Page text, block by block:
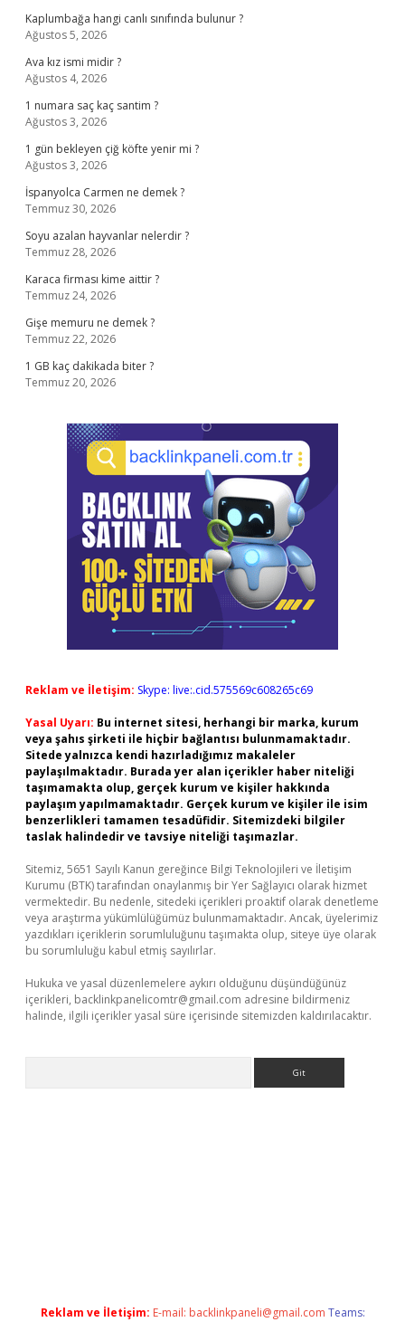
Kaplumbağa hangi canlı sınıfında bulunur ?
Ağustos 5, 2026
Ava kız ismi midir ?
Ağustos 4, 2026
1 numara saç kaç santim ?
Ağustos 3, 2026
1 gün bekleyen çiğ köfte yenir mi ?
Ağustos 3, 2026
İspanyolca Carmen ne demek ?
Temmuz 30, 2026
Soyu azalan hayvanlar nelerdir ?
Temmuz 28, 2026
Karaca firması kime aittir ?
Temmuz 24, 2026
Gişe memuru ne demek ?
Temmuz 22, 2026
1 GB kaç dakikada biter ?
Temmuz 20, 2026
Reklam ve İletişim: Skype: live:.cid.575569c608265c69
Yasal Uyarı: Bu internet sitesi, herhangi bir marka, kurum
veya şahıs şirketi ile hiçbir bağlantısı bulunmamaktadır.
Sitede yalnızca kendi hazırladığımız makaleler
paylaşılmaktadır. Burada yer alan içerikler haber niteliği
taşımamakta olup, gerçek kurum ve kişiler hakkında
paylaşım yapılmamaktadır. Gerçek kurum ve kişiler ile isim
benzerlikleri tamamen tesadüfidir. Sitemizdeki bilgiler
taslak halindedir ve tavsiye niteliği taşımazlar.
Sitemiz, 5651 Sayılı Kanun gereğince Bilgi Teknolojileri ve İletişim
Kurumu (BTK) tarafından onaylanmış bir Yer Sağlayıcı olarak hizmet
vermektedir. Bu nedenle, sitedeki içerikleri proaktif olarak denetleme
veya araştırma yükümlülüğümüz bulunmamaktadır. Ancak, üyelerimiz
yazdıkları içeriklerin sorumluluğunu taşımakta olup, siteye üye olarak
bu sorumluluğu kabul etmiş sayılırlar.
Hukuka ve yasal düzenlemelere aykırı olduğunu düşündüğünüz
içerikleri, backlinkpanelicomtr@gmail.com adresine bildirmeniz
halinde, ilgili içerikler yasal süre içerisinde sitemizden kaldırılacaktır.
Reklam ve İletişim: E-mail: backlinkpaneli@gmail.com Teams: